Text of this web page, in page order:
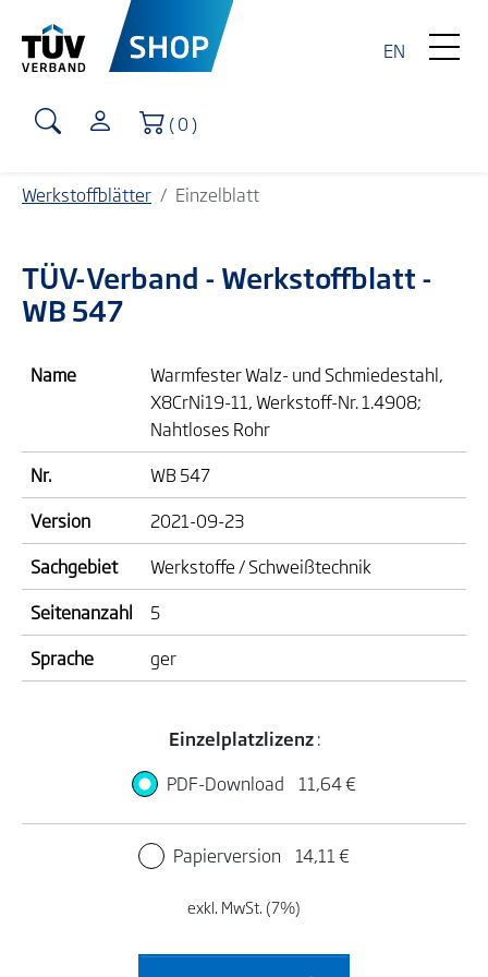
EN
Warenkorb
( 0 )
Werkstoffblätter Einzelblatt
TÜV-Verband - Werkstoffblatt -
WB 547
Name
Warmfester Walz- und Schmiedestahl,
X8CrNi19-11, Werkstoff-Nr. 1.4908;
Nahtloses Rohr
Nr.
WB 547
Version
2021-09-23
Sachgebiet
Werkstoffe / Schweißtechnik
Seitenanzahl
5
Sprache
ger
Einzelplatzlizenz:
PDF-Download
11,64 €
Papierversion 14,11 €
exkl. MwSt. (7%)